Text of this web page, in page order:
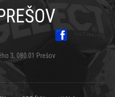
3, 080 01 Prešov